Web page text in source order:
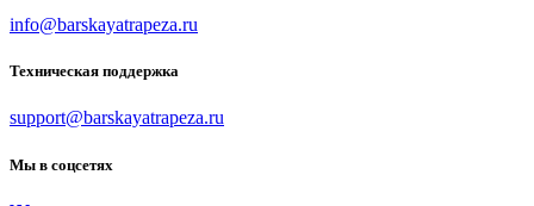
info@barskayatrapeza.ru
Техническая поддержка
support@barskayatrapeza.ru
Мы в соцсетях